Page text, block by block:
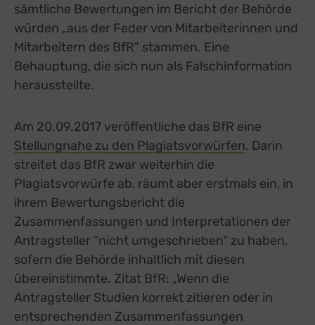
sämtliche Bewertungen im Bericht der Behörde
würden „aus der Feder von Mitarbeiterinnen und
Mitarbeitern des BfR" stammen. Eine
Behauptung, die sich nun als Falschinformation
herausstellte.
Am 20.09.2017 veröffentliche das BfR eine
Stellungnahe zu den Plagiatsvorwürfenexternal
. Darin
streitet das BfR zwar weiterhin die
Plagiatsvorwürfe ab, räumt aber erstmals ein, in
ihrem Bewertungsbericht die
Zusammenfassungen und Interpretationen der
Antragsteller “nicht umgeschrieben“ zu haben,
sofern die Behörde inhaltlich mit diesen
übereinstimmte. Zitat BfR: „Wenn die
Antragsteller Studien korrekt zitieren oder in
entsprechenden Zusammenfassungen